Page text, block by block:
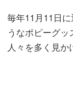
毎年11月11日
うなポピーグ
人々を多く見か